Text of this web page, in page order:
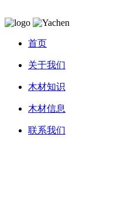
首页
关于我们
木材知识
木材信息
联系我们